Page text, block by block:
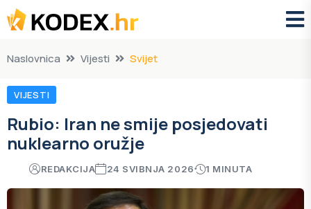
Naslovnica Vijesti Svijet
VIJESTI
Rubio: Iran ne smije posjedovati
nuklearno oružje
REDAKCIJA 24 SVIBNJA 2026 1 MINUTA